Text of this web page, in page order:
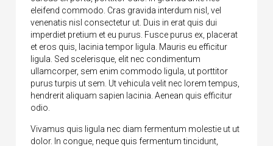
eleifend commodo. Cras gravida interdum nisl, vel
venenatis nisl consectetur ut. Duis in erat quis dui
imperdiet pretium et eu purus. Fusce purus ex, placerat
et eros quis, lacinia tempor ligula. Mauris eu efficitur
ligula. Sed scelerisque, elit nec condimentum
ullamcorper, sem enim commodo ligula, ut porttitor
purus turpis ut sem. Ut vehicula velit nec lorem tempus,
hendrerit aliquam sapien lacinia. Aenean quis efficitur
odio.
Vivamus quis ligula nec diam fermentum molestie ut ut
dolor. In congue, neque quis fermentum tincidunt,